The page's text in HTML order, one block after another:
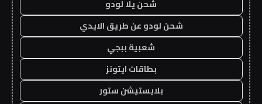
شحن يلا لودو
شحن لودو عن طريق الايدي
شعبية ببجي
بطاقات ايتونز
بلايستيشن ستور